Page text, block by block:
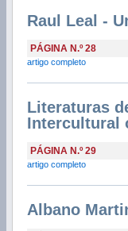
Raul Leal -
PÁGINA N.º 28
artigo completo
Literaturas
Intercultural
PÁGINA N.º 29
artigo completo
Albano